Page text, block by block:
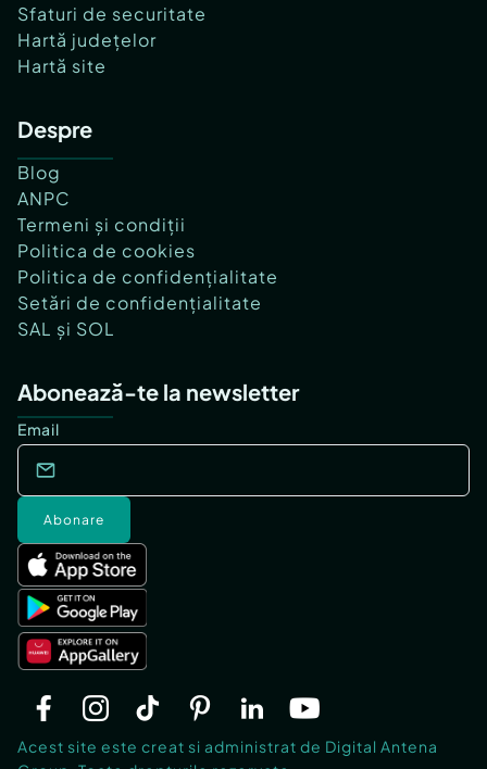
Sfaturi de securitate
Hartă județelor
Hartă site
Despre
Blog
ANPC
Termeni și condiții
Politica de cookies
Politica de confidențialitate
Setări de confidențialitate
SAL și SOL
Abonează-te la newsletter
Email
Abonare
Acest site este creat si administrat de Digital Antena